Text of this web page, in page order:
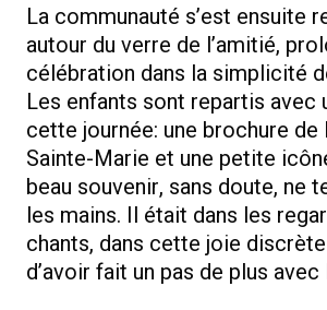
La communauté s’est ensuite
autour du verre de l’amitié,
célébration dans la simplicité
Les enfants sont repartis avec
cette journée: une brochure de
Sainte-Marie et une petite
beau souvenir, sans doute, ne
les mains. Il était dans les
chants, dans cette joie
d’avoir fait un pas de plus